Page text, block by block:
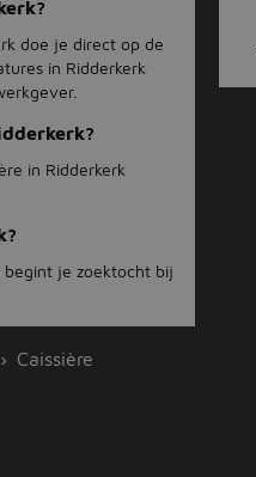
doe je direct op de
in Ridderkerk
in Ridderkerk
begint je zoektocht bij
Caissière